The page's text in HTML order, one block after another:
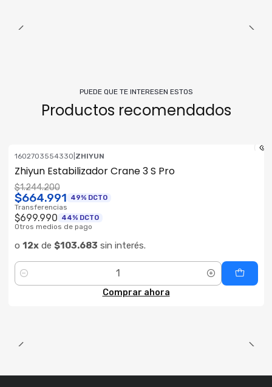
PUEDE QUE TE INTERESEN ESTOS
Productos recomendados
1602703554330 ZHIYUN
Zhiyun Estabilizador Crane 3 S Pro
$1.244.200
$664.991 49% DCTO
Transferencias
$699.990 44% DCTO
Otros medios de pago
o 12xde $103.683 sin interés.
Cantidad
Comprar ahora